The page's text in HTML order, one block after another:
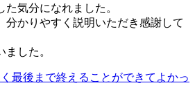
気分になれました。
分かりやすく説明いただき感謝して
した。
最後まで終えることができてよかっ